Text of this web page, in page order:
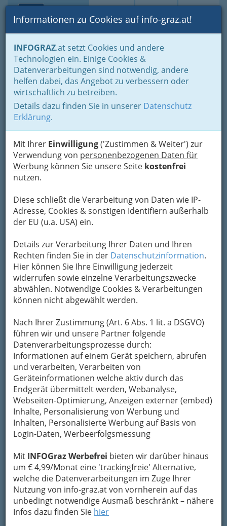
Suche Login Toggle
Informationen zu Cookies auf info-graz.at!
INFOGRAZ.at setzt Cookies und andere
Technologien ein. Einige Cookies &
Datenverarbeitungen sind notwendig, andere
helfen dabei, das Angebot zu verbessern oder
wirtschaftlich zu betreiben.
Details dazu finden Sie in unserer Datenschutz
Erklärung.
Mit Ihrer Einwilligung('Zustimmen & Weiter') zur
Verwendung von personenbezogenen Daten für
Werbung können Sie unsere Seite kostenfrei
nutzen.
Diese schließt die Verarbeitung von Daten wie IP-
Adresse, Cookies & sonstigen Identifiern außerhalb
der EU (u.a. USA) ein.
Details zur Verarbeitung Ihrer Daten und Ihren
Rechten finden Sie in der Datenschutzinformation.
Hier können Sie Ihre Einwilligung jederzeit
widerrufen sowie einzelne Verarbeitungszwecke
abwählen. Notwendige Cookies & Verarbeitungen
können nicht abgewählt werden.
Nach Ihrer Zustimmung (Art. 6 Abs. 1 lit. a DSGVO)
führen wir und unsere Partner folgende
Datenverarbeitungsprozesse durch:
Informationen auf einem Gerät speichern, abrufen
und verarbeiten, Verarbeiten von
Geräteinformationen welche aktiv durch das
Endgerät übermittelt werden, Webanalyse,
Webseiten-Optimierung, Anzeigen externer (embed)
Inhalte, Personalisierung von Werbung und
Inhalten, Personalisierte Werbung auf Basis von
Login-Daten, Werbeerfolgsmessung
Mit INFOGraz Werbefrei bieten wir darüber hinaus
um € 4,99/Monat eine 'trackingfreie' Alternative,
welche die Datenverarbeitungen im Zuge Ihrer
Nutzung von info-graz.at von vornherein auf das
unbedingt notwendige Ausmaß beschränkt – nähere
Infos dazu finden Sie hier
Home Branchen
Dr. Peter Paul Fritsch -
Facharzt für Kinder- und
Jugendheilkunde
Hilmteichstraße 118 /B/1, 8043 Graz
+43 316 327 930
+43 664 180 6434
Karte
Adresse mit Google Maps anschauen
Kontaktaufnahme
Um die Info-Graz Firmenvor Spam-Mails zu
bewahren, verwenden wir an dieser Stelle zur
Übermittlung Ihrer Nachricht ein sicheres
Formular. Ihre Nachricht wird nach dem
Absenden umgehend per Mail an das
Unternehmen Dr. Peter Paul Fritsch - Facharzt
für Kinder- und Jugendheilkunde weitergeleitet.
Mein Name
Meine Email Adresse
Meine Nachricht